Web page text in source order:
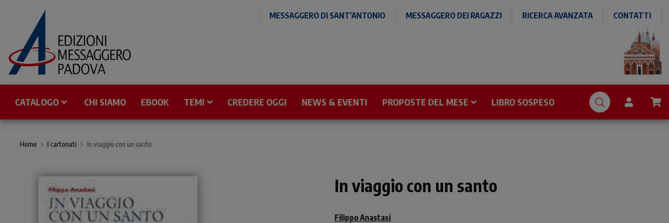
MESSAGGERO DI SANT'ANTONIO MESSAGGERO DEI RAGAZZI RICERCA AVANZATA CONTATTI
CATALOGO CHI SIAMO EBOOK TEMI CREDERE OGGI NEWS & EVENTI PROPOSTE DEL MESE LIBRO SOSPESO
Home I cartonati In viaggio con un santo
In viaggio con un santo
Filippo Anastasi